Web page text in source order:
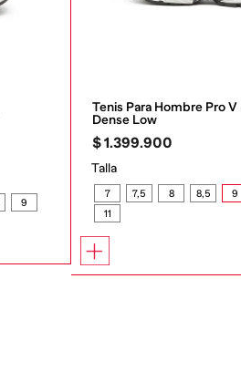
9
Tenis Para Hombre Pro
Dense Low
$1.399.900
Talla
7 7,5 8 8,5 9
11